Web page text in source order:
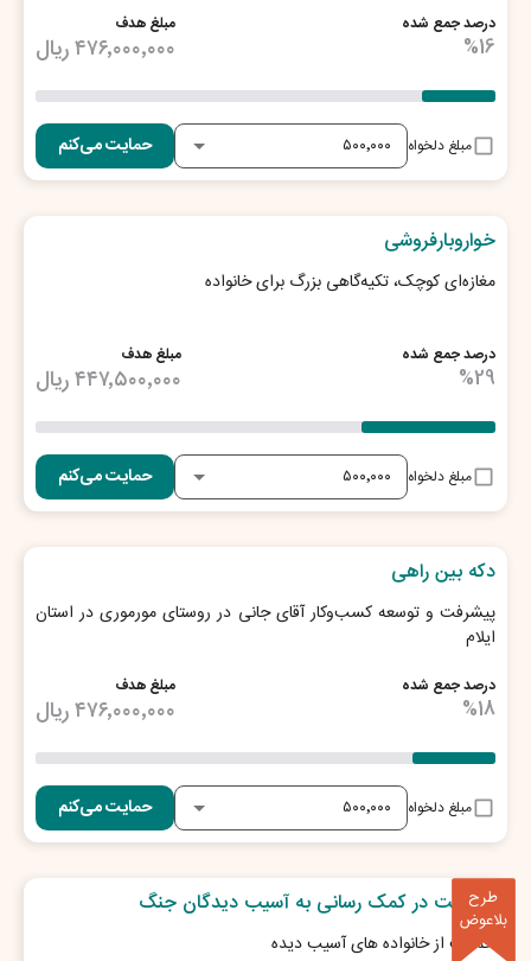
درصد جمع شده
%16
مبلغ هدف
۴۷۶٬۰۰۰٬۰۰۰ریال
مبلغ دلخواه حمایت می‌کنم
خواروبارفروشی
مغازه‌ای کوچک، تکیه‌گاهی بزرگ برای خانواده
درصد جمع شده
%29
مبلغ هدف
۴۴۷٬۵۰۰٬۰۰۰ریال
مبلغ دلخواه حمایت می‌کنم
دکه بین راهی
پیشرفت و توسعه کسب‌وکار آقای جانی در روستای مورموری در استان
ایلام
درصد جمع شده
%18
مبلغ هدف
۴۷۶٬۰۰۰٬۰۰۰ریال
مبلغ دلخواه حمایت می‌کنم
طرح
بلاعوض
مشارکت در کمک رسانی به آسیب دیدگان جنگ
حمایت از خانواده های آسیب دیده